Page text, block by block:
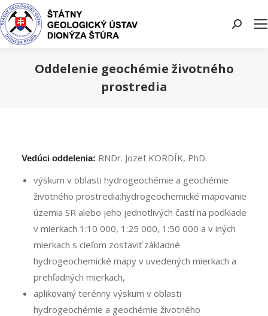
Search:
Oddelenie geochémie životného
prostredia
Vedúci oddelenia: RNDr. Jozef KORDÍK, PhD.
výskum v oblasti hydrogeochémie a geochémie
životného prostredia;hydrogeochemické mapovanie
územia SR alebo jeho jednotlivých častí na podklade
v mierkach 1:10 000, 1:25 000, 1:50 000 a v iných
mierkach s cieľom zostaviť základné
hydrogeochemické mapy v uvedených mierkach a
prehľadných mierkach,
aplikovaný terénny výskum v oblasti
hydrogeochémie a geochémie životného